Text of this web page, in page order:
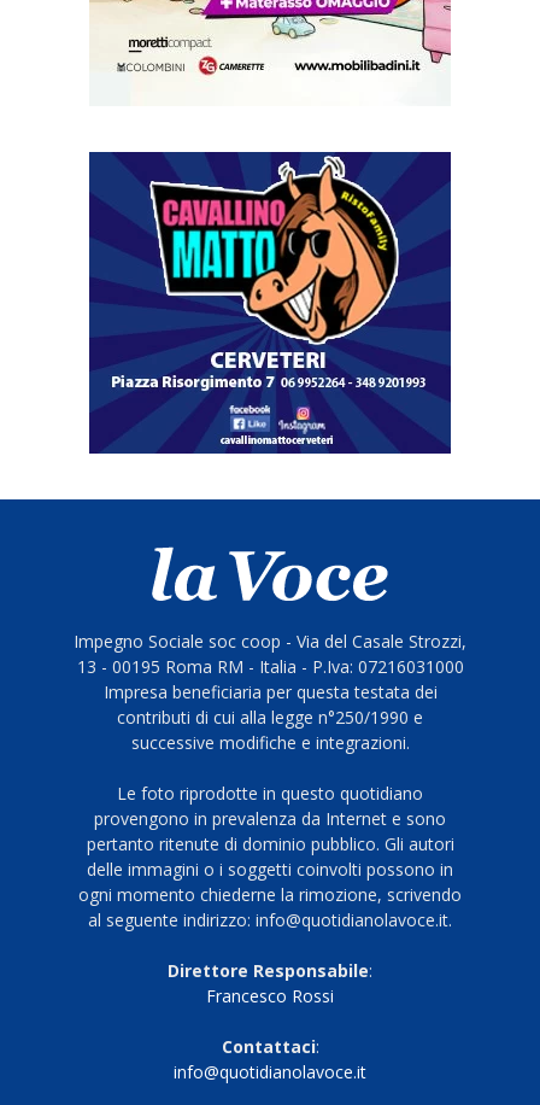
Impegno Sociale soc coop - Via del Casale Strozzi,
13 - 00195 Roma RM - Italia - P.Iva: 07216031000
Impresa beneficiaria per questa testata dei
contributi di cui alla legge n°250/1990 e
successive modifiche e integrazioni.
Le foto riprodotte in questo quotidiano
provengono in prevalenza da Internet e sono
pertanto ritenute di dominio pubblico. Gli autori
delle immagini o i soggetti coinvolti possono in
ogni momento chiederne la rimozione, scrivendo
al seguente indirizzo: info@quotidianolavoce.it.
Direttore Responsabile:
Francesco Rossi
Contattaci:
info@quotidianolavoce.it